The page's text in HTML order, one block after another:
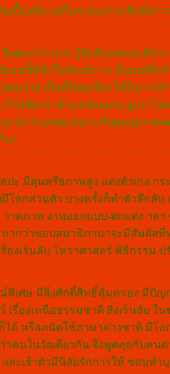
เบื้องต้น แต่ในระยะยาวกลับมีคว
นตนาการเก่ง รู้จักสังเกตและพิ
ช้เลขนี้มีหัวใจนักบริการ มีเสน่ห์ที่
นง่าย เป็นที่นิยมเรียกใช้ในการท
ะไรได้ยาก เจ้าแง่แสนงอน หูเบา
ะนำว่าเลขคู่ เหมาะกับคุณสุภาพ
น!
ปะ มีสุนทรียภาพสูง แต่งตัวเก่ง ก
โลกส่วนตัว บางครั้งก็ทำตัวลึกลับ
าดภาพ งานออกแบบ-ตกแต่ง ฯล
ากว่าชอบสมาธิภานาจะมีสัมผัส
องเร้นลับ โหราศาสตร์ พิธีกรรม
พิเศษ มีสิ่งศักดิ์สิทธิ์คุ้มครอง มีปัญ
เรื่องเหนือธรรมชาติ สิ่งเร้นลับ
ได้ หรือถนัดใช้ภาษาต่างชาติ มีโ
าคนในวัยเดียวกัน จึงพูดคุยกับค
ละเจ้าตัวมีนิสัยรักการให้ ชอบท